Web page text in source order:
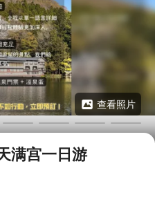
查看照片
满宫一日游